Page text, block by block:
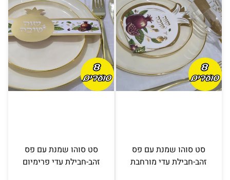
סט סוהו שמנת עם פס
זהב-חבילת עדי מורחבת
סט סוהו שמנת עם פס
זהב-חבילת עדי פרימיום